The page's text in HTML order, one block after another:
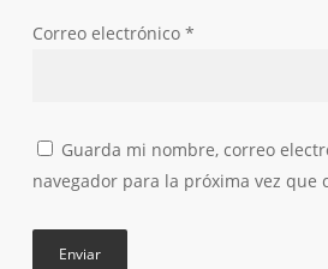
Correo electrónico *
Guarda mi nombre, correo
navegador para la próxima vez que